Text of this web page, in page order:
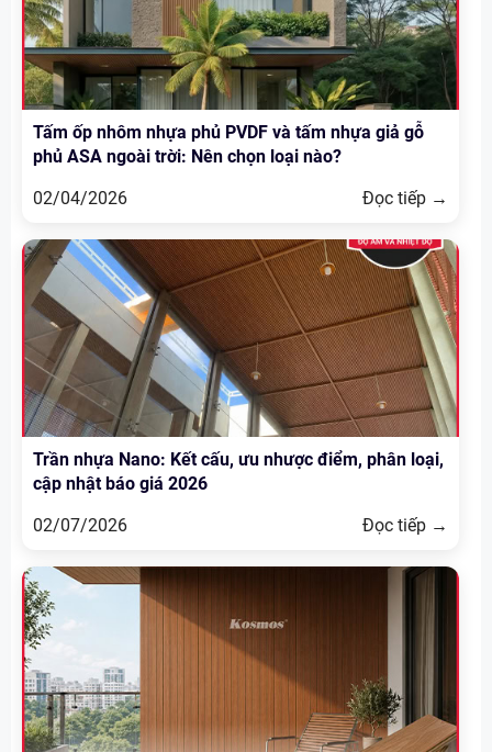
Tấm ốp nhôm nhựa phủ PVDF và tấm nhựa giả gỗ
phủ ASA ngoài trời: Nên chọn loại nào?
02/04/2026
Đọc tiếp →
Trần nhựa Nano: Kết cấu, ưu nhược điểm, phân loại,
cập nhật báo giá 2026
02/07/2026
Đọc tiếp →